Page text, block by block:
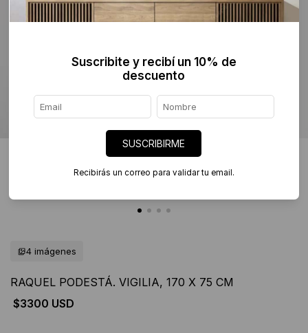
4 imágenes
RAQUEL PODESTÁ. VIGILIA, 170 X 75 CM
$3300 USD
Suscribite y recibí un 10% de
descuento
SUSCRIBIRME
Recibirás un correo para validar tu email.